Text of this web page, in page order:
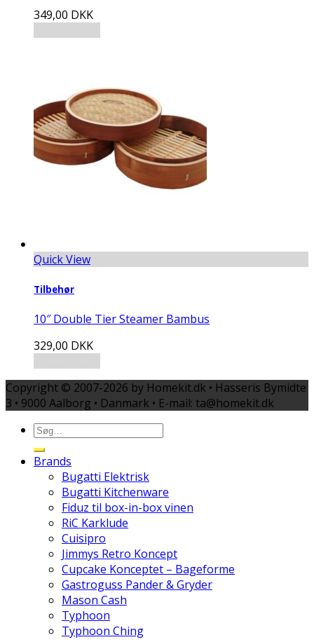
349,00 DKK
Quick View
Tilbehør
10″ Double Tier Steamer Bambus
329,00 DKK
Copyright © 2007-2026 by Homekit.dk • Hasseris Bymidte
3 • 9000 Aalborg • Danmark • E-mail: ta@homekit.dk
Brands
Bugatti Elektrisk
Bugatti Kitchenware
Fiduz til box-in-box vinen
RiC Karklude
Cuisipro
Jimmys Retro Koncept
Cupcake Konceptet – Bageforme
Gastroguss Pander & Gryder
Mason Cash
Typhoon
Typhoon Ching